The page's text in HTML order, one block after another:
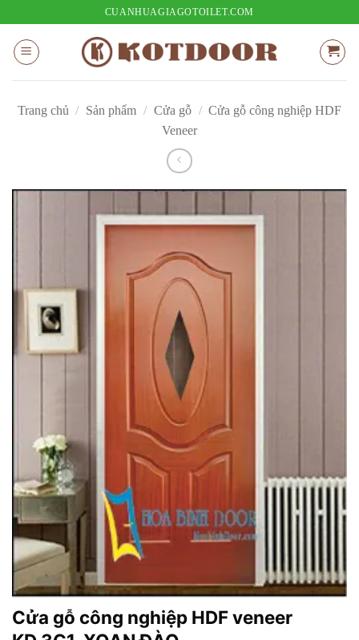
nội
dung
CUANHUAGIAGOTOILET.COM
Trang chủ / Sản phẩm / Cửa gỗ / Cửa gỗ công nghiệp HDF
Veneer
Cửa gỗ công nghiệp HDF veneer